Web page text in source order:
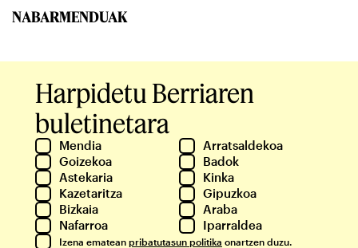
NABARMENDUAK
Harpidetu Berriaren
buletinetara
Mendia
Arratsaldekoa
Goizekoa
Badok
Astekaria
Kinka
Kazetaritza
Gipuzkoa
Bizkaia
Araba
Nafarroa
Iparraldea
Izena ematean pribatutasun politika onartzen duzu.